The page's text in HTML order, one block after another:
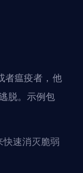
者瘟疫者，他
脱。示例包
快速消灭脆弱